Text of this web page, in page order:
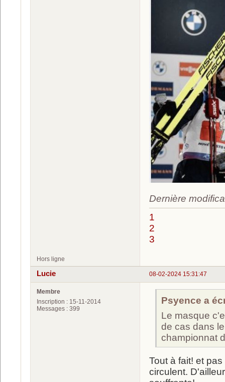
Dernière
1
2
3
Hors ligne
08-02-2024 15:31:47
Lucie
Membre
Inscription : 15-11-2014
Messages : 399
Psyence a
Le masque
de cas dans
championnat
Tout à fait! et
circulent.